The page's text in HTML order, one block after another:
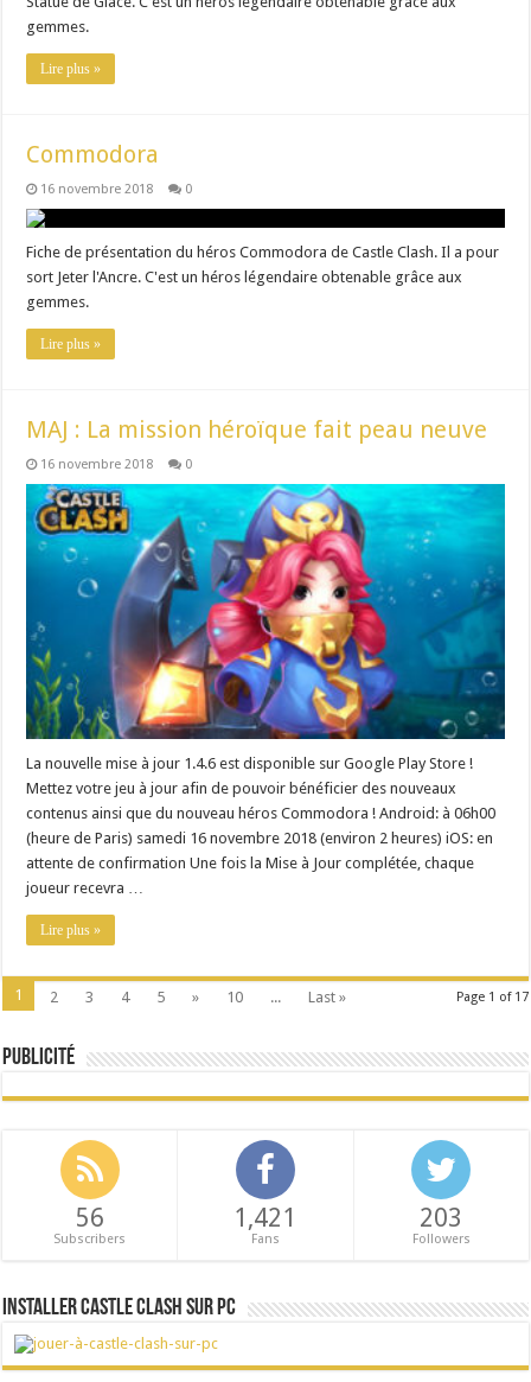
gemmes.
Lire plus »
Commodora
16 novembre 2018 0
Fiche de présentation du héros Commodora de Castle Clash. Il a pour
sort Jeter l'Ancre. C'est un héros légendaire obtenable grâce aux
gemmes.
Lire plus »
MAJ : La mission héroïque fait peau neuve
16 novembre 2018 0
La nouvelle mise à jour 1.4.6 est disponible sur Google Play Store !
Mettez votre jeu à jour afin de pouvoir bénéficier des nouveaux
contenus ainsi que du nouveau héros Commodora ! Android: à 06h00
(heure de Paris) samedi 16 novembre 2018 (environ 2 heures) iOS: en
attente de confirmation Une fois la Mise à Jour complétée, chaque
joueur recevra …
Lire plus »
Page 1 of 17
1 2 3 4 5 » 10 ... Last »
Publicité
56
Subscribers
1,421
Fans
203
Followers
Installer Castle Clash sur PC